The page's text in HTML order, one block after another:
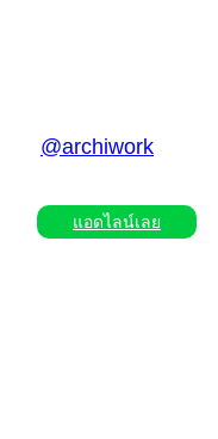
@archiwork
แอดไลน์เลย